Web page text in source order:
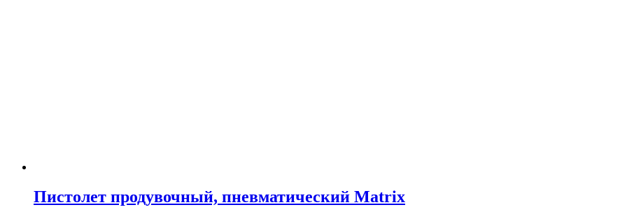
Пистолет продувочный, пневматический Matrix